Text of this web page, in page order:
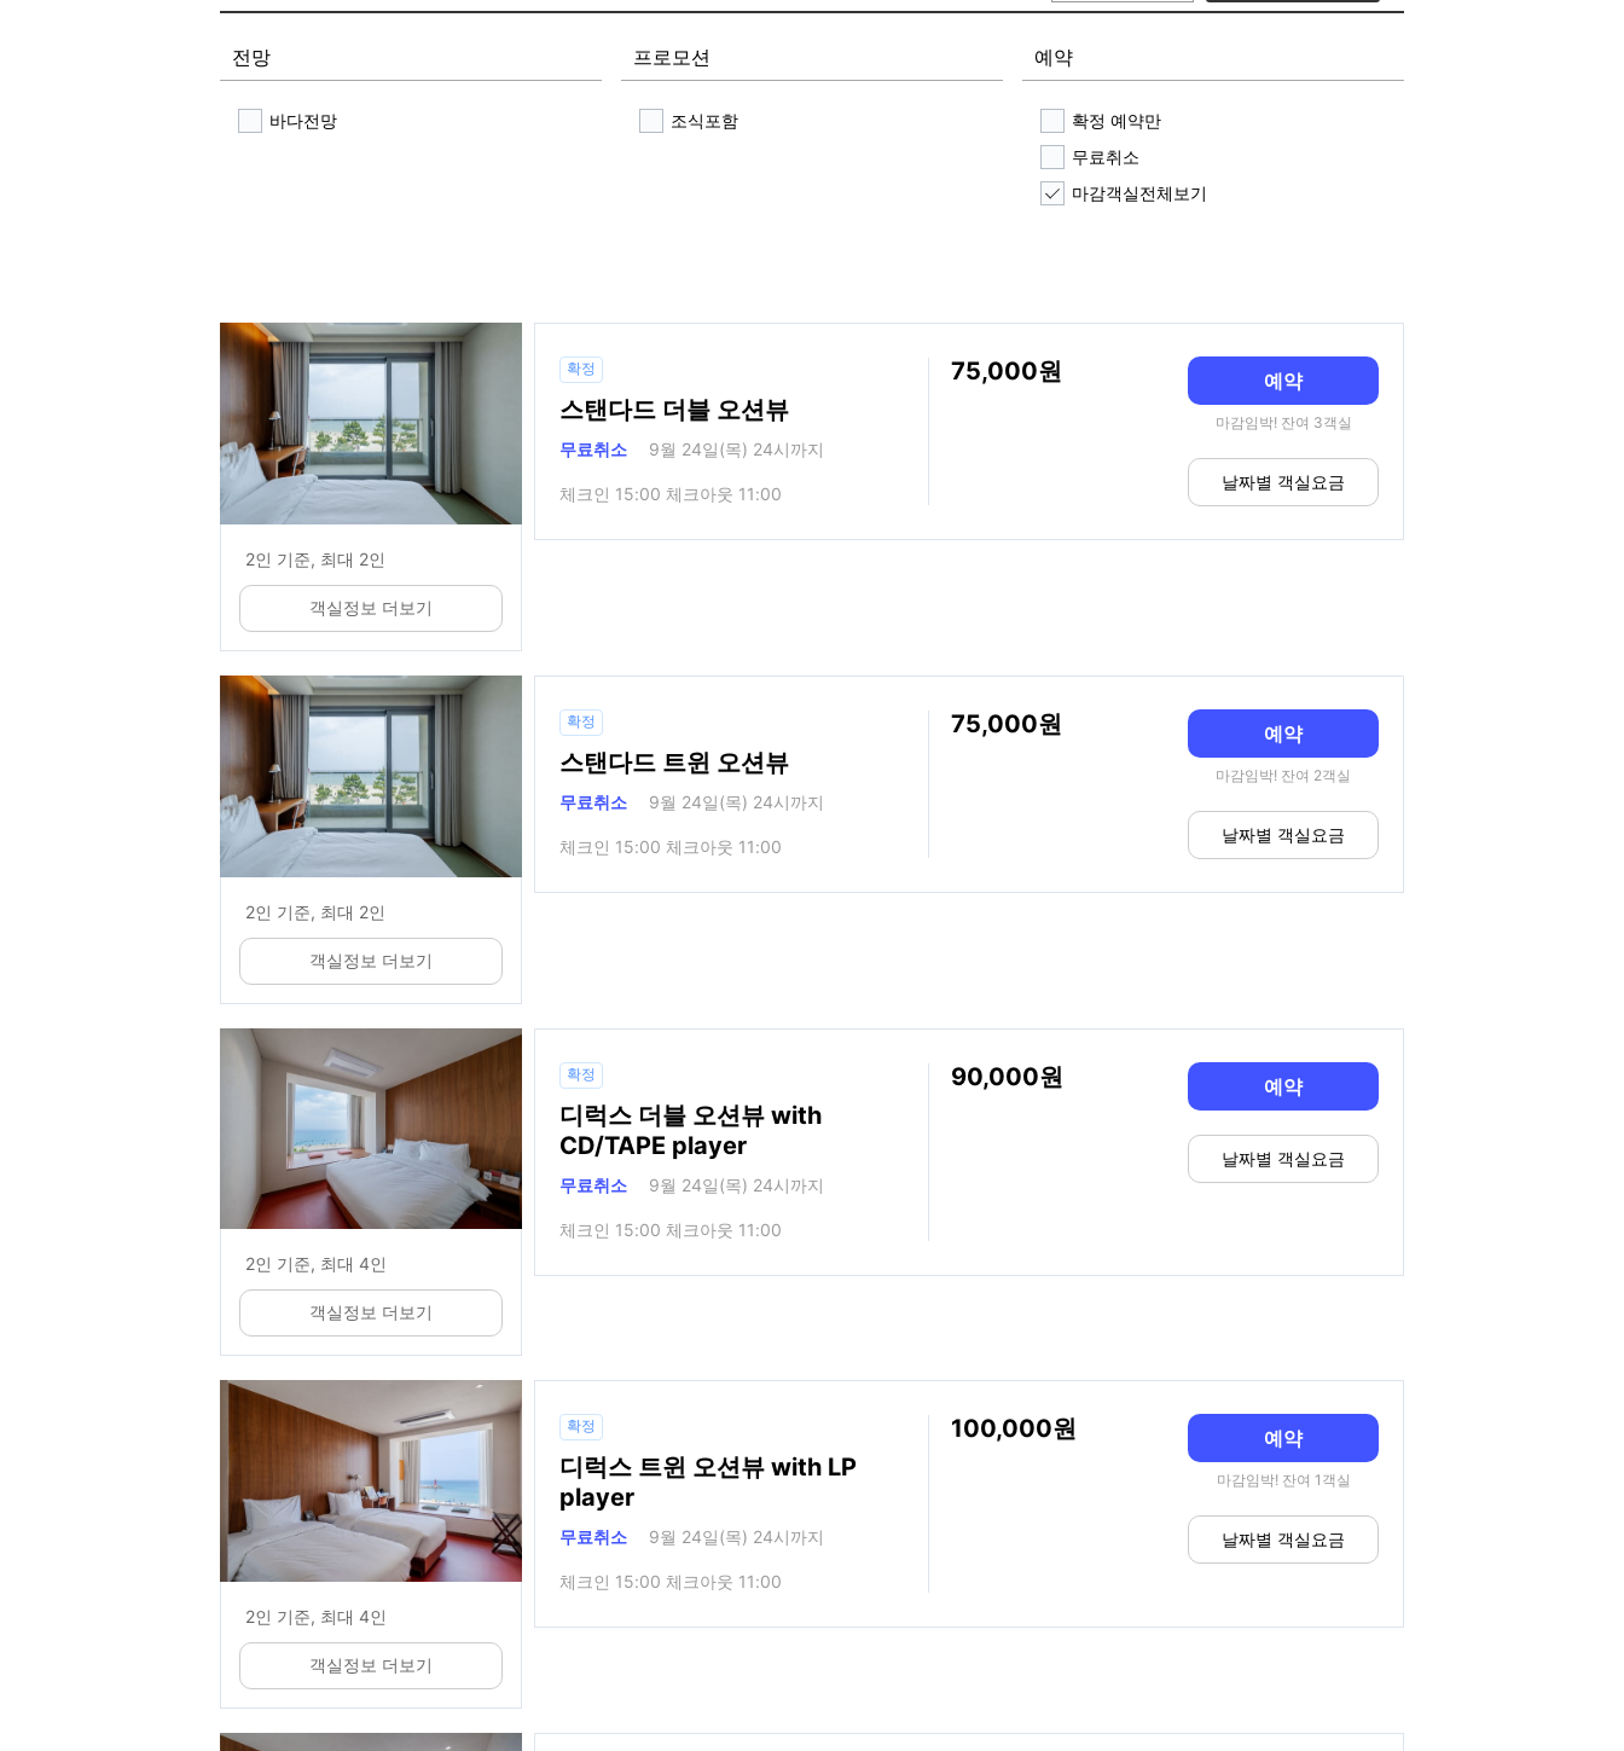
전망
바다전망
프로모션
조식포함
예약
확정 예약만
무료취소
마감객실전체보기
2인 기준, 최대 2인
객실정보 더보기
확정
스탠다드 더블 오션뷰
무료취소 9월 24일(목) 24시까지
체크인 15:00 체크아웃 11:00
75,000 예약
마감임박! 잔여 3객실
날짜별 객실요금
2인 기준, 최대 2인
객실정보 더보기
확정
스탠다드 트윈 오션뷰
무료취소 9월 24일(목) 24시까지
체크인 15:00 체크아웃 11:00
75,000 예약
마감임박! 잔여 2객실
날짜별 객실요금
2인 기준, 최대 4인
객실정보 더보기
확정
디럭스 더블 오션뷰 with
CD/TAPE player
무료취소 9월 24일(목) 24시까지
체크인 15:00 체크아웃 11:00
90,000 예약
날짜별 객실요금
2인 기준, 최대 4인
객실정보 더보기
확정
디럭스 트윈 오션뷰 with LP
player
무료취소 9월 24일(목) 24시까지
체크인 15:00 체크아웃 11:00
100,000 예약
마감임박! 잔여 1객실
날짜별 객실요금